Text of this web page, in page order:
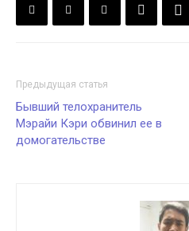
Предыдущая статья
Бывший телохранитель
Мэрайи Кэри обвинил ее в
домогательстве